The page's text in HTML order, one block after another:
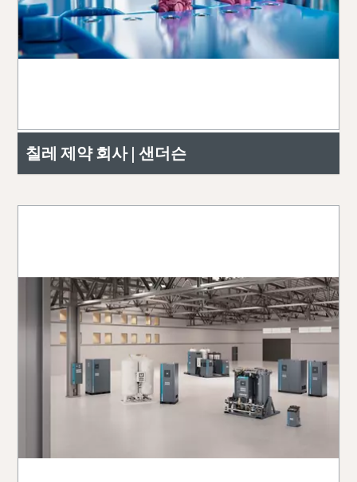
칠레 제약 회사 | 샌더슨